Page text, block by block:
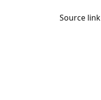
Source link